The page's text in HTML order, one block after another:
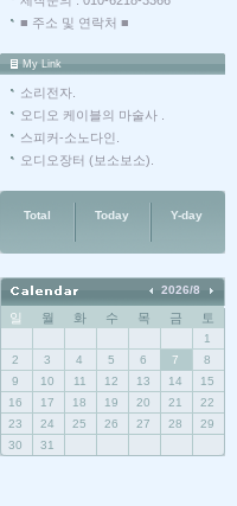
■ 주소 및 연락처 ■
My Link
소리전자.
오디오 케이블의 마술사 .
스피커-소노다인.
오디오장터 (보소보소).
Total Today Y-day
2026/8
일 월 화 수 목 금 토
1
2
3 4 5 6 7
8
9
10 11 12 13 14
15
16
17 18 19 20 21
22
23
24 25 26 27 28
29
30
31